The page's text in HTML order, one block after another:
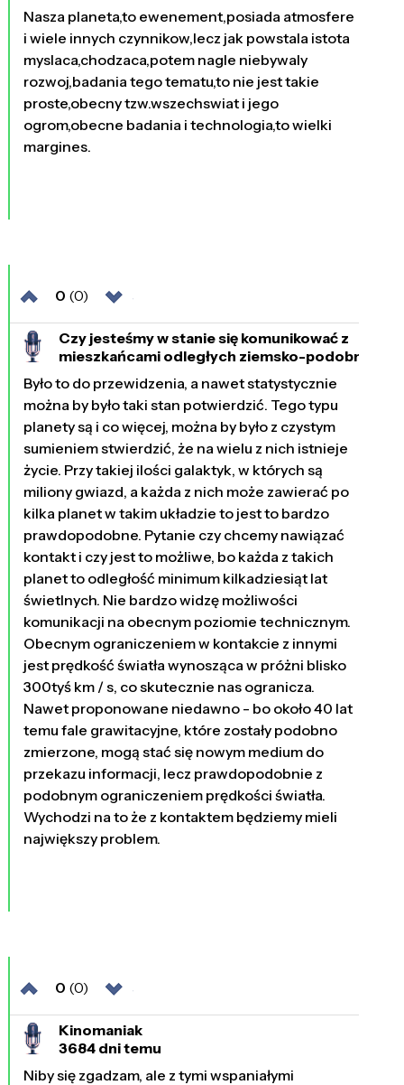
Nasza planeta,to ewenement,posiada atmosfere
i wiele innych czynnikow,lecz jak powstala istota
myslaca,chodzaca,potem nagle niebywaly
rozwoj,badania tego tematu,to nie jest takie
proste,obecny tzw.wszechswiat i jego
ogrom,obecne badania i technologia,to wielki
margines.
0 (0)
Czy jesteśmy w stanie się komunikować z
mieszkańcami odległych ziemsko-podobnych
3451 dni temu
Było to do przewidzenia, a nawet statystycznie
można by było taki stan potwierdzić. Tego typu
planety są i co więcej, można by było z czystym
sumieniem stwierdzić, że na wielu z nich istnieje
życie. Przy takiej ilości galaktyk, w których są
miliony gwiazd, a każda z nich może zawierać po
kilka planet w takim układzie to jest to bardzo
prawdopodobne. Pytanie czy chcemy nawiązać
kontakt i czy jest to możliwe, bo każda z takich
planet to odległość minimum kilkadziesiąt lat
świetlnych. Nie bardzo widzę możliwości
komunikacji na obecnym poziomie technicznym.
Obecnym ograniczeniem w kontakcie z innymi
jest prędkość światła wynosząca w próżni blisko
300tyś km / s, co skutecznie nas ogranicza.
Nawet proponowane niedawno - bo około 40 lat
temu fale grawitacyjne, które zostały podobno
zmierzone, mogą stać się nowym medium do
przekazu informacji, lecz prawdopodobnie z
podobnym ograniczeniem prędkości światła.
Wychodzi na to że z kontaktem będziemy mieli
największy problem.
0 (0)
Kinomaniak
3684 dni temu
Niby się zgadzam, ale z tymi wspaniałymi